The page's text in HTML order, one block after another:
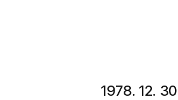
1978. 12. 30